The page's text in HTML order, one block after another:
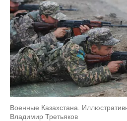
Военные Казахстана.
Владимир Третьяков